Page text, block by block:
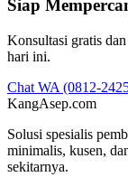
Siap
Konsultasi gratis
hari ini.
Chat WA (0812-
KangAsep.com
Solusi spesialis
minimalis, kusen,
sekitarnya.